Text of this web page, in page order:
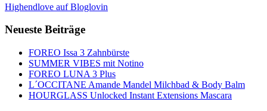
Highendlove auf Bloglovin
Neueste Beiträge
FOREO Issa 3 Zahnbürste
SUMMER VIBES mit Notino
FOREO LUNA 3 Plus
L´OCCITANE Amande Mandel Milchbad & Body Balm
HOURGLASS Unlocked Instant Extensions Mascara